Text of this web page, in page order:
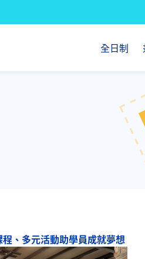
全日制
、多元活動助學員成就夢想